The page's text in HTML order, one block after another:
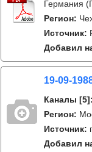
Германия
Регион:
Источник:
Добавил
19-09-
Каналы [5]:
Регион:
Источник:
Добавил